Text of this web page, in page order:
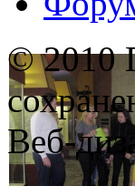
© 2010
Веб-